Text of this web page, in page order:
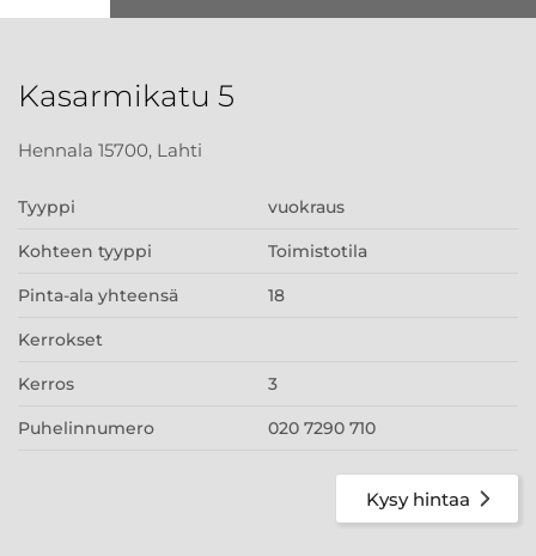
Kasarmikatu 5
Hennala 15700, Lahti
Tyyppi vuokraus
Kohteen tyyppi Toimistotila
Pinta-ala yhteensä 18
Kerrokset
Kerros 3
Puhelinnumero 020 7290 710
Kysy hintaa